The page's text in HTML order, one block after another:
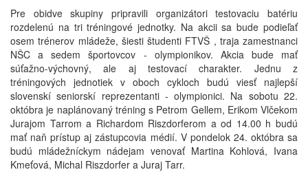
Pre obidve skupiny pripravili organizátori testovaciu batériu
rozdelenú na tri tréningové jednotky. Na akcii sa bude podieľať
osem trénerov mládeže, šiesti študenti FTVŠ , traja zamestnanci
NŠC a sedem športovcov - olympionikov. Akcia bude mať
súťažno-výchovný, ale aj testovací charakter. Jednu z
tréningových jednotiek v oboch cykloch budú viesť najlepší
slovenskí seniorskí reprezentanti - olympionici. Na sobotu 22.
októbra je naplánovaný tréning s Petrom Gellem, Erikom Vlčekom
Jurajom Tarrom a Richardom Riszdorferom a od 14.00 h budú
mať naň prístup aj zástupcovia médií. V pondelok 24. októbra sa
budú mládežníckym nádejam venovať Martina Kohlová, Ivana
Kmeťová, Michal Riszdorfer a Juraj Tarr.